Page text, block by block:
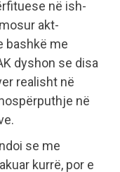
në ish-
akt-
bashkë me
dyshon se disa
realisht në
në
se me
kurrë, por e